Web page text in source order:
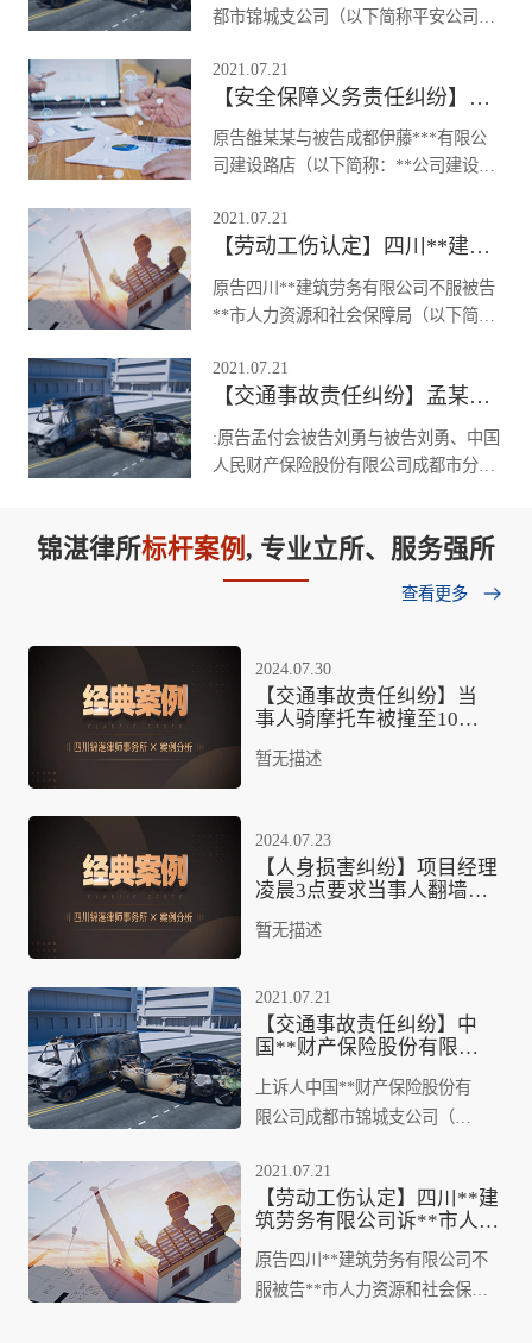
都市锦城支公司（以下简称平安公司）
保险股份有限公司成都市分公司（以下
简称**公司）、王某、张某、杨某、中
华**财产保险股份有限公司成都市郫都
支公司（以下简称中华**公司）、刘
支公司（以下简称**公司）、杨某、**
财产保险股份有限公司成都中心支公司
任纠纷一案，不服成都市郫都区人民法
院(2020)川0124民初4920号民事判决，
2021.07.21
【安全保障义务责任纠纷】原告雒某某诉被告成都伊藤***有限公司建设路店 、成都伊藤***有限公司 违反安全保障义务责任纠纷
原告雒某某与被告成都伊藤***有限公
司建设路店（以下简称：**公司建设路
称：伊*公司）违反安全保障义务责任
纠纷一案，法院受理后，依法适用简易
程序，于2016年12月29日公开开庭进行
了审理，原告雒某某的法定代理人雒飞
云，被告**公司建设路店的委托诉讼代
理人王睿，被告伊*公司的委托诉讼代
理人陈小平到庭参加了诉讼。
2021.07.21
【劳动工伤认定】四川**建筑劳务有限公司诉**市人力资源和社会保障局工伤认定纠纷
原告四川**建筑劳务有限公司不服被告
**市人力资源和社会保障局（以下简称
17年5月3日向法院提起行政诉讼。经补
正，法院于2017年5月10日立案后，依
法组成合议庭，于2017年5月26日向被
告**市人社局送达了起诉状副本及应诉
通知书，并于2017年7月12日公开开庭
2021.07.21
【交通事故责任纠纷】孟某与刘某、中国**财产保险股份有限公司成都市分公司机动车交通事故责任纠纷
:原告孟付会被告刘勇与被告刘勇、中国
人民财产保险股份有限公司成都市分公
锦湛律所标杆案例 , 专业立所、服务强所
查看更多
2024.07.30
【交通事故责任纠纷】当
事人骑摩托车被撞至10级
事务所起诉，获赔13.6万
暂无描述
2024.07.23
【人身损害纠纷】项目经理
凌晨3点要求当事人翻墙赶
川锦湛律师事务所起诉，获
暂无描述
2021.07.21
【交通事故责任纠纷】中
国**财产保险股份有限公
某机动车交通事故责任纠
纷
上诉人中国**财产保险股份有
限公司成都市锦城支公司（以
人钟某、张某、中国**财产保
险股份有限公司成都市分公司
（以下简称**公司）、王某、
张某、杨某、中华**财产保险
股份有限公司成都市郫都支公
2021.07.21
【劳动工伤认定】四川**建
筑劳务有限公司诉**市人力
纠纷
原告四川**建筑劳务有限公司不
服被告**市人力资源和社会保障